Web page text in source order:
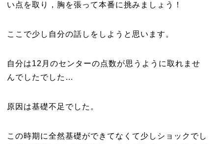
い点を取り，胸を張って本番に挑みましょう！
ここで少し自分の話しをしようと思います。
自分は12月のセンターの点数が思うように取れませ
んでしたでした…
原因は基礎不足でした。
この時期に全然基礎ができてなくて少しショックでし